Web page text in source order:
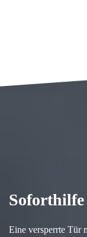
Eine versperrte Tür